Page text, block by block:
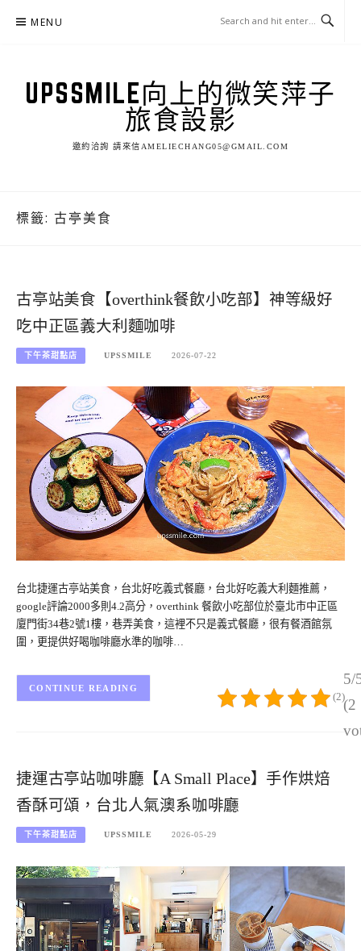
MENU
UPSSMILE向上的微笑萍子
旅食設影
邀約洽詢 請來信AMELIECHANG05@GMAIL.COM
標籤: 古亭美食
古亭站美食【overthink餐飲小吃部】神等級好
吃中正區義大利麵咖啡
下午茶甜點店 UPSSMILE 2026-07-22
台北捷運古亭站美食，台北好吃義式餐廳，台北好吃義大利麵推薦，
google評論2000多則4.2高分，overthink 餐飲小吃部位於臺北市中正區
廈門街34巷2號1樓，巷弄美食，這裡不只是義式餐廳，很有餐酒館氛
圍，更提供好喝咖啡廳水準的咖啡…
5/
(2
(2)
CONTINUE READING
捷運古亭站咖啡廳【A Small Place】手作烘焙
香酥可頌，台北人氣澳系咖啡廳
下午茶甜點店 UPSSMILE 2026-05-29